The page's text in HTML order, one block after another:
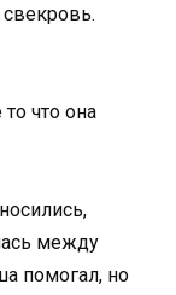
что она
между
помогал, но